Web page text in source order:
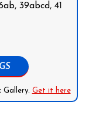
39abcd, 41
Gallery. Get it here